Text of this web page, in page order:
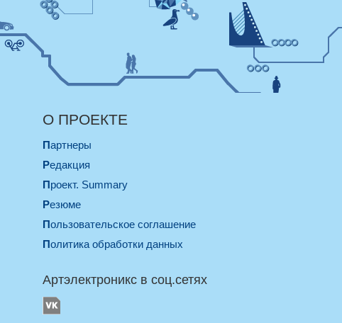
О ПРОЕКТЕ
Партнеры
Редакция
Проект. Summary
Резюме
Пользовательское соглашение
Политика обработки данных
Артэлектроникс в соц.сетях